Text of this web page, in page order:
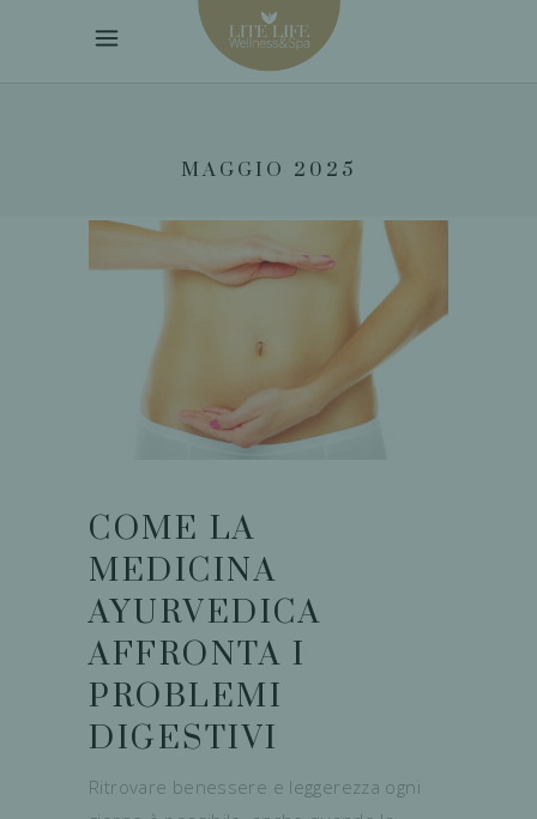
MAGGIO 2025
COME LA
MEDICINA
AYURVEDICA
AFFRONTA I
PROBLEMI
DIGESTIVI
Ritrovare benessere e leggerezza ogni